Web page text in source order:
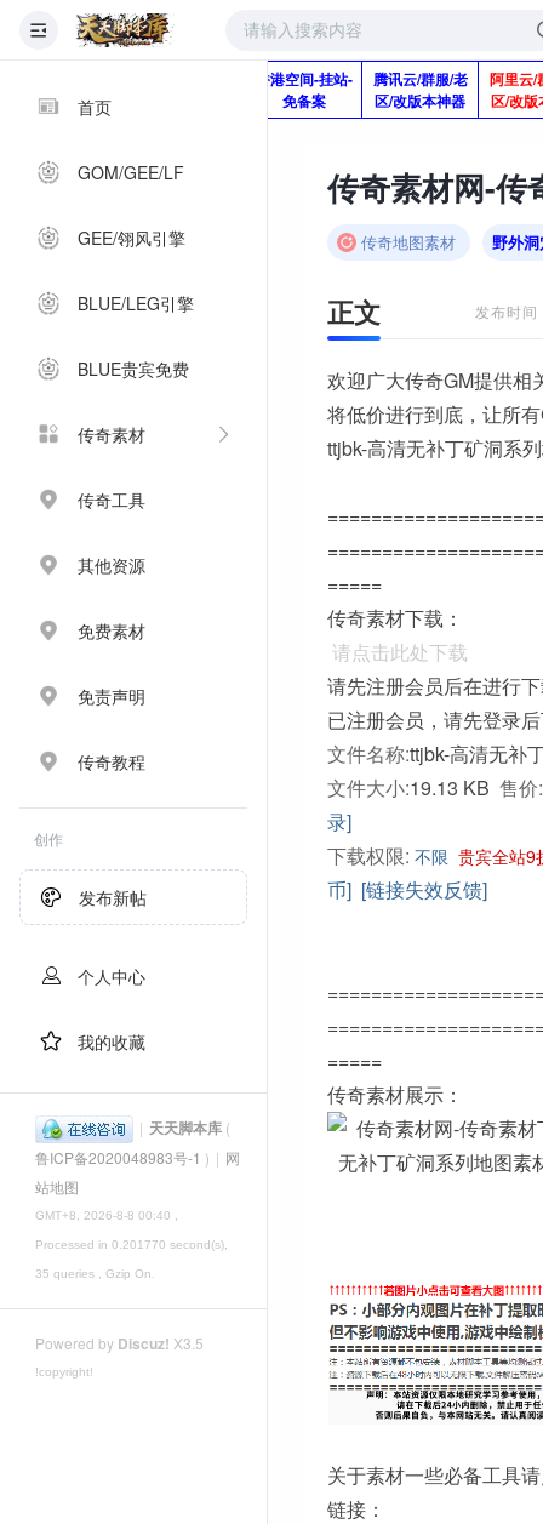
首页
GOM/GEE/LF
GEE/翎风引擎
BLUE/LEG引擎
BLUE贵宾免费
传奇素材
传奇工具
其他资源
免费素材
免责声明
传奇教程
创作
发布新帖
个人中心
我的收藏
| 天天脚本库 (
鲁ICP备2020048983号-1 ) | 网
站地图
GMT+8, 2026-8-8 00:40 ,
Processed in 0.201770 second(s),
35 queries , Gzip On.
Powered by Discuz! X3.5
!copyright!
Q920992345
香港空间-挂站-
免备案
腾讯云/群服/老
区/改版本神器
阿里云/
区/改版
传奇地图素材 野外
正文 发布时
欢迎广大传奇GM提供相
将低价进行到底，让所
ttjbk-高清无补丁矿洞系
=====
传奇素材下载：
请点击此处下载
请先注册会员后在进行
已注册会员，请先登录
文件名称:ttjbk-高清无补
文件大小:19.13 KB 售价:
录]
下载权限: 不限 贵宾全站9
币] [链接失效反馈]
=====
传奇素材展示：
关于素材一些必备工具
链接：